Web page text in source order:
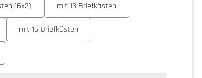
(6x2) mit 13 Briefkästen
mit 16 Briefkästen